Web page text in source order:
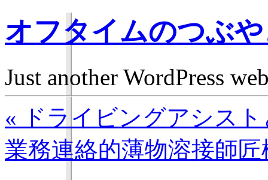
オフタイムのつぶ
Just another WordPress
« ドライビングアシス
業務連絡的薄物溶接師匠